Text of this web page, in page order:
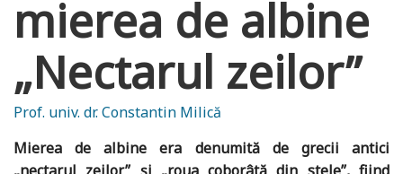
mierea de albine
„Nectarul zeilor”
Prof. univ. dr. Constantin Milică
Mierea de albine era denumită de grecii antici